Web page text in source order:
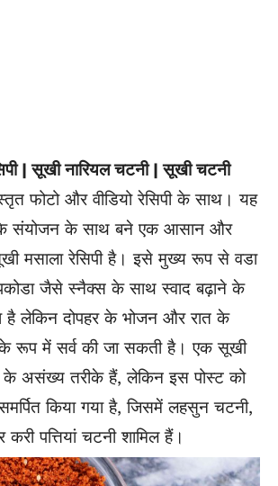
| सूखी नारियल चटनी | सूखी चटनी
फोटो और वीडियो रेसिपी के साथ। यह
के संयोजन के साथ बने एक आसान और
मसाला रेसिपी है। इसे मुख्य रूप से वडा
जैसे स्नैक्स के साथ स्वाद बढ़ाने के
है लेकिन दोपहर के भोजन और रात के
रूप में सर्व की जा सकती है। एक सूखी
के असंख्य तरीके हैं, लेकिन इस पोस्ट को
किया गया है, जिसमें लहसुन चटनी,
पत्तियां चटनी शामिल हैं।